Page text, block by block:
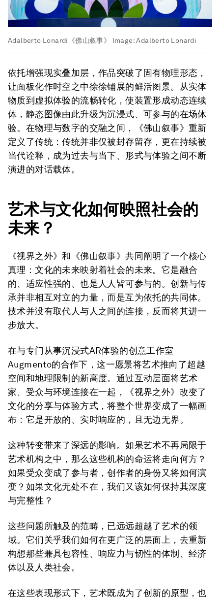
Adalberto Lonardi《佛山叙事》 Image:Adalberto Lonardi
依托增强现实叠加层，作品突破了固有物理形态，
让面板化作时空之中徐徐铺展的鲜活图景。从实体
物质到虚拟体验的流畅转化，使装置形成动态连续
体，静态图像由此升级为沉浸式、可参与的在场体
验。在物理与数字的交融之间，《佛山叙事》重新
定义了传统：传统并非仅被封存留存，更在持续被
当代诠释，成为过去与当下、形式与体验之间不断
演进的对话载体。
艺术与文化如何映照社会的
未来？
《视界之外》和《佛山叙事》共同阐明了一个核心
真理：文化的未来映射着社会的未来。它是融合
的、适应性强的、也是人人皆可参与的。创新与传
承并非相互对立的力量，而是互为依托的共同体。
技术并没有取代人与人之间的连接，反而将其进一
步放大。
在与专门从事沉浸式AR体验的创意工作室
Augmento的合作下，这一愿景将艺术推向了超越
空间和地理限制的新高度。通过互动层面将艺术
家、受众与环境连接在一起，《视界之外》改变了
文化的分享与体验方式，将整个世界变成了一幅画
布：它是开放的、实时响应的，且无边无界。
这种转变带来了深远的影响。如果艺术不再局限于
艺术机构之中，那么这些机构的命运将走向何方？
如果受众变成了参与者，创作者的身份又将如何演
变？如果文化无处不在，我们又该如何保持其深度
与完整性？
这些问题所触及的范畴，已远远超越了艺术的领
域。它们关乎我们如何在更广泛的层面上，去重新
构想那些兼具包容性、响应力与韧性的体制、经济
体以及人类社会。
在这些表现形式下，艺术既成为了创新的原型，也